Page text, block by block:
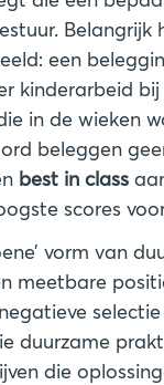
een
kinderarbeid
in de wieken
beleggen
best in class
vorm van
meetbare
duurzame
die